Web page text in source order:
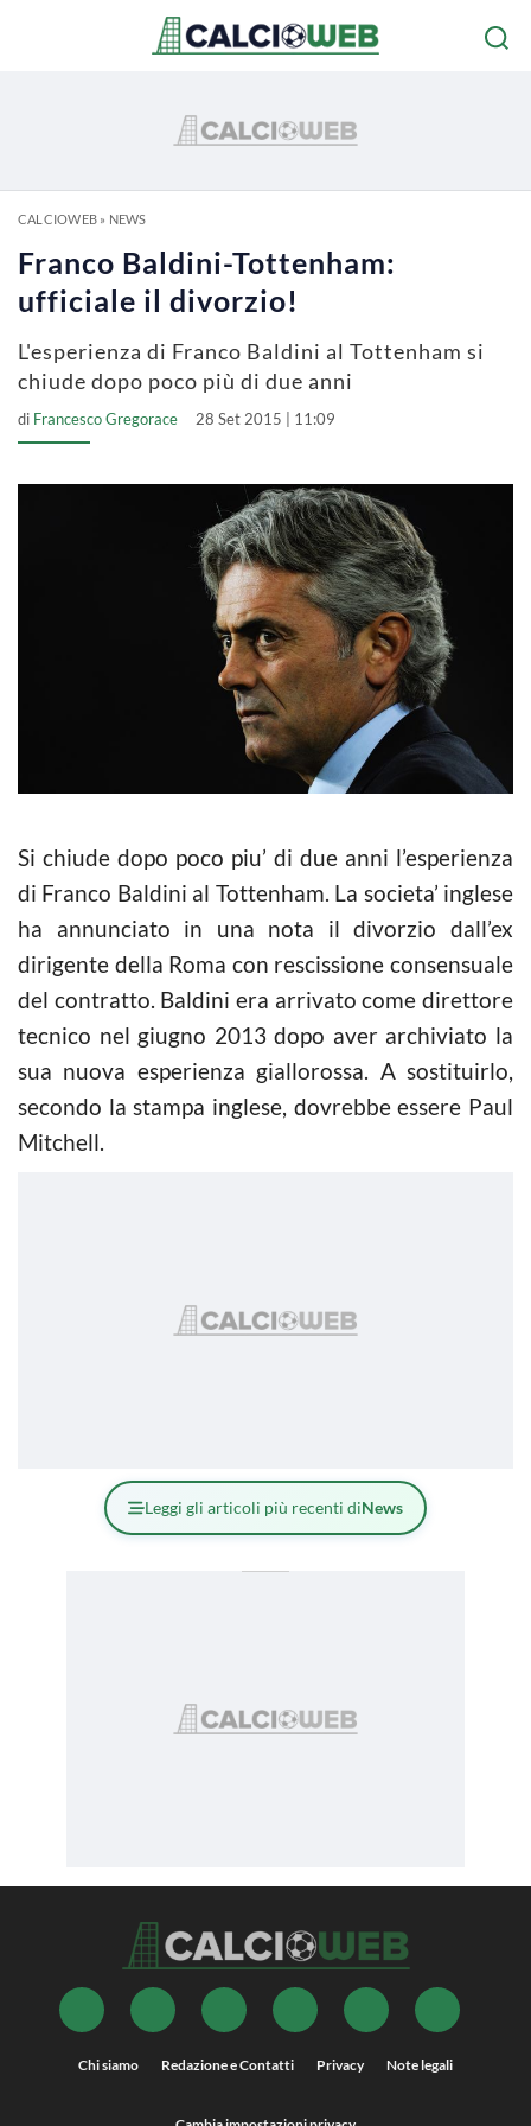
CALCIOWEB» NEWS
Franco Baldini-Tottenham:
ufficiale il divorzio!
L'esperienza di Franco Baldini al Tottenham si
chiude dopo poco più di due anni
di Francesco Gregorace 28 Set 2015 | 11:09
Si chiude dopo poco piu’ di due anni l’esperienza
di Franco Baldini al Tottenham. La societa’ inglese
ha annunciato in una nota il divorzio dall’ex
dirigente della Roma con rescissione consensuale
del contratto. Baldini era arrivato come direttore
tecnico nel giugno 2013 dopo aver archiviato la
sua nuova esperienza giallorossa. A sostituirlo,
secondo la stampa inglese, dovrebbe essere Paul
Mitchell.
Leggi gli articoli più recenti diNews
Chi siamo Redazione e Contatti Privacy Note legali